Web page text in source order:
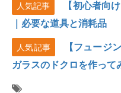
人気記事
【初心者向
｜必要な道具と消耗品
人気記事
【フュージ
ガラスのドクロを作って